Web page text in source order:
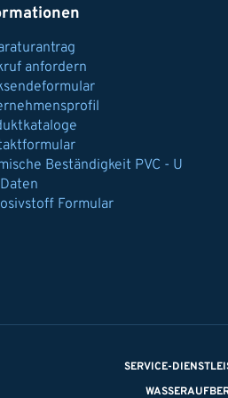
anfordern
Beständigkeit PVC - U
Formular
SERVICE-